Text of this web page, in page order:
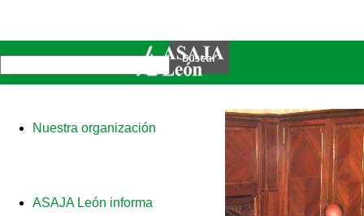
Nuestra organización
ASAJA León informa